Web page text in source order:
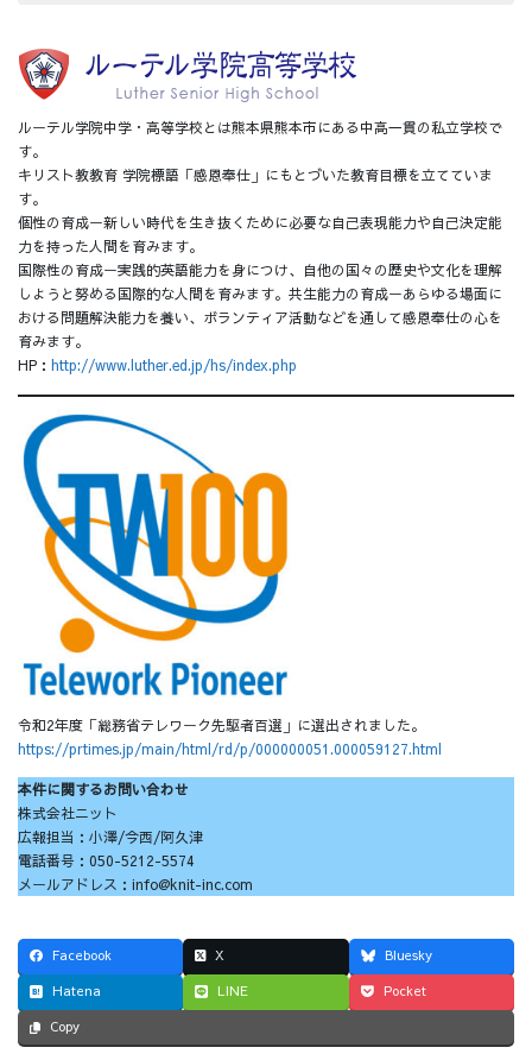
ルーテル学院中学・高等学校とは熊本県熊本市にある中高一貫の私立学校で
す。
キリスト教教育 学院標語「感恩奉仕」にもとづいた教育目標を立てていま
す。
個性の育成ー新しい時代を生き抜くために必要な自己表現能力や自己決定能
力を持った人間を育みます。
国際性の育成ー実践的英語能力を身につけ、自他の国々の歴史や文化を理解
しようと努める国際的な人間を育みます。共生能力の育成ーあらゆる場面に
おける問題解決能力を養い、ボランティア活動などを通して感恩奉仕の心を
育みます。
HP： http://www.luther.ed.jp/hs/index.php
令和2年度「総務省テレワーク先駆者百選」に選出されました。
https://prtimes.jp/main/html/rd/p/000000051.000059127.html
本件に関するお問い合わせ
株式会社ニット
広報担当：小澤/今西/阿久津
電話番号：050-5212-5574
メールアドレス：info@knit-inc.com
Facebook X
Bluesky
Hatena
LINE Pocket
Copy